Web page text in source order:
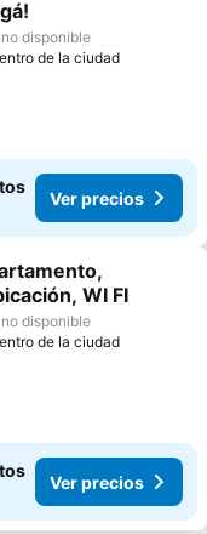
disponible
de la ciudad
Ver precios
favoritosWI FI
disponible
de la ciudad
Ver precios